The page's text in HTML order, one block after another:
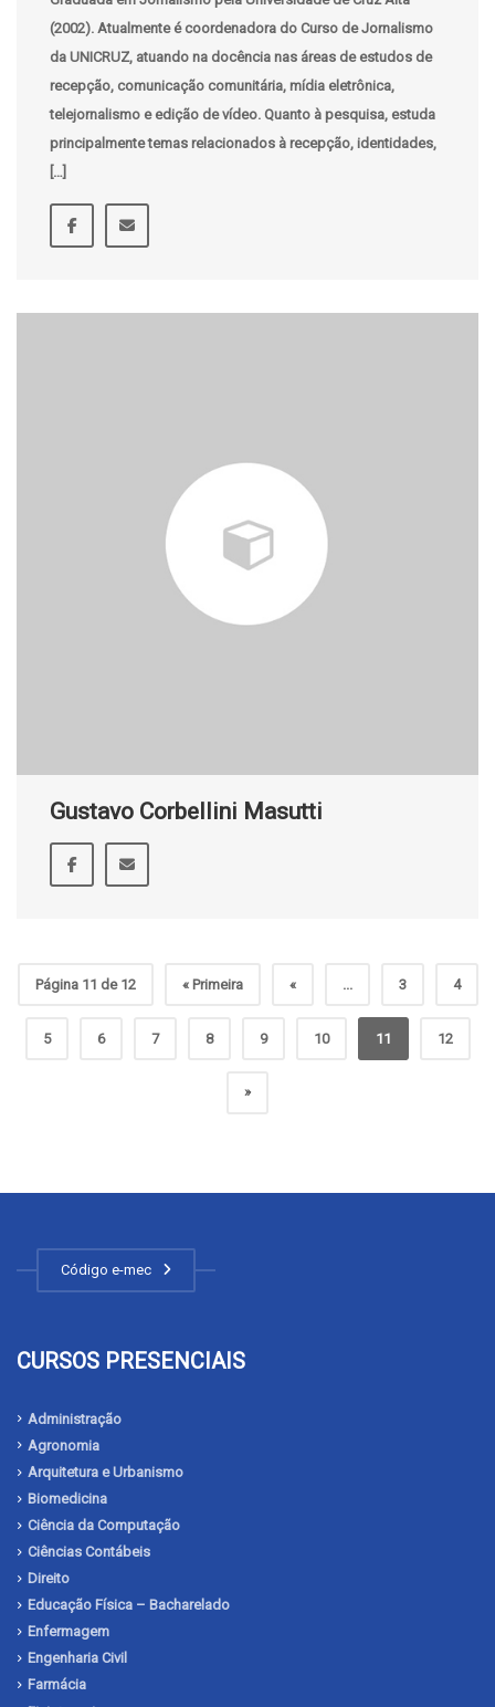
(2002). Atualmente é coordenadora do Curso de Jornalismo
da UNICRUZ, atuando na docência nas áreas de estudos de
recepção, comunicação comunitária, mídia eletrônica,
telejornalismo e edição de vídeo. Quanto à pesquisa, estuda
principalmente temas relacionados à recepção, identidades,
[…]
Gustavo Corbellini Masutti
Página 11 de 12 « Primeira « ... 3 4
5 6 7 8 9 10 11 12
»
Código e-mec
CURSOS PRESENCIAIS
Administração
Agronomia
Arquitetura e Urbanismo
Biomedicina
Ciência da Computação
Ciências Contábeis
Direito
Educação Física – Bacharelado
Enfermagem
Engenharia Civil
Farmácia